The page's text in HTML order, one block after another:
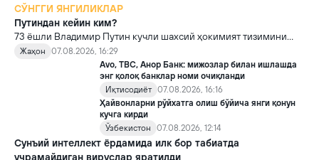
СЎНГГИ ЯНГИЛИКЛАР
Путиндан кейин ким?
73 ёшли Владимир Путин кучли шахсий ҳокимият тизимини
яратди, аммо ундан кейин ким келиши ва ҳокимиятни
топшириш механизми ҳали ноаниқ. Таҳлилчилар фикрича, бу
Кремлда ворислик жангига олиб келиши мумкин.
Жаҳон
07.08.2026, 16:29
Avo, TBC, Анор Банк: мижозлар билан ишлашда
энг қолоқ банклар номи очиқланди
Иқтисодиёт 07.08.2026, 16:16
Ҳайвонларни рўйхатга олиш бўйича янги қонун
кучга кирди
Ўзбекистон
07.08.2026, 12:14
Сунъий интеллект ёрдамида илк бор табиатда
учрамайдиган вируслар яратилди